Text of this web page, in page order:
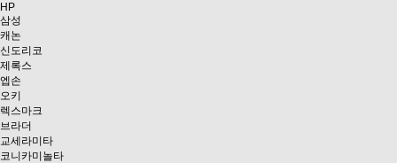
HP
삼성
캐논
신도리코
제록스
엡손
오키
렉스마크
브라더
교세라미타
코니카미놀타